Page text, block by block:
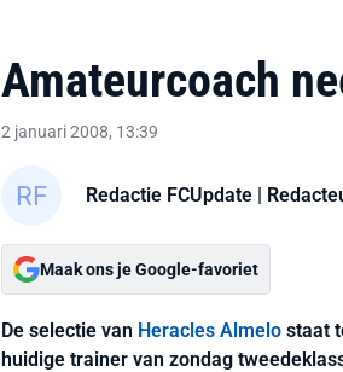
Amateurcoach
2 januari 2008, 13:39
Redactie FCUpdate |
Maak ons je Google-favoriet
De selectie van Heracles Almelo staat
huidige trainer van zondag